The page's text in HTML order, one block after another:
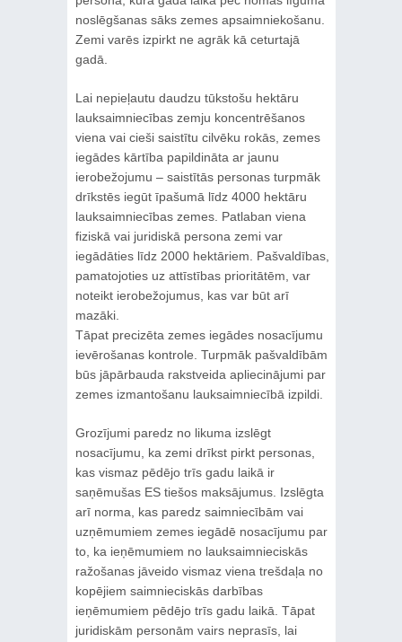
noslēgšanas sāks zemes apsaimniekošanu.
Zemi varēs izpirkt ne agrāk kā ceturtajā
gadā.
Lai nepieļautu daudzu tūkstošu hektāru
lauksaimniecības zemju koncentrēšanos
viena vai cieši saistītu cilvēku rokās, zemes
iegādes kārtība papildināta ar jaunu
ierobežojumu – saistītās personas turpmāk
drīkstēs iegūt īpašumā līdz 4000 hektāru
lauksaimniecības zemes. Patlaban viena
fiziskā vai juridiskā persona zemi var
iegādāties līdz 2000 hektāriem. Pašvaldības,
pamatojoties uz attīstības prioritātēm, var
noteikt ierobežojumus, kas var būt arī
mazāki.
Tāpat precizēta zemes iegādes nosacījumu
ievērošanas kontrole. Turpmāk pašvaldībām
būs jāpārbauda rakstveida apliecinājumi par
zemes izmantošanu lauksaimniecībā izpildi.
Grozījumi paredz no likuma izslēgt
nosacījumu, ka zemi drīkst pirkt personas,
kas vismaz pēdējo trīs gadu laikā ir
saņēmušas ES tiešos maksājumus. Izslēgta
arī norma, kas paredz saimniecībām vai
uzņēmumiem zemes iegādē nosacījumu par
to, ka ieņēmumiem no lauksaimnieciskās
ražošanas jāveido vismaz viena trešdaļa no
kopējiem saimnieciskās darbības
ieņēmumiem pēdējo trīs gadu laikā. Tāpat
juridiskām personām vairs neprasīs, lai